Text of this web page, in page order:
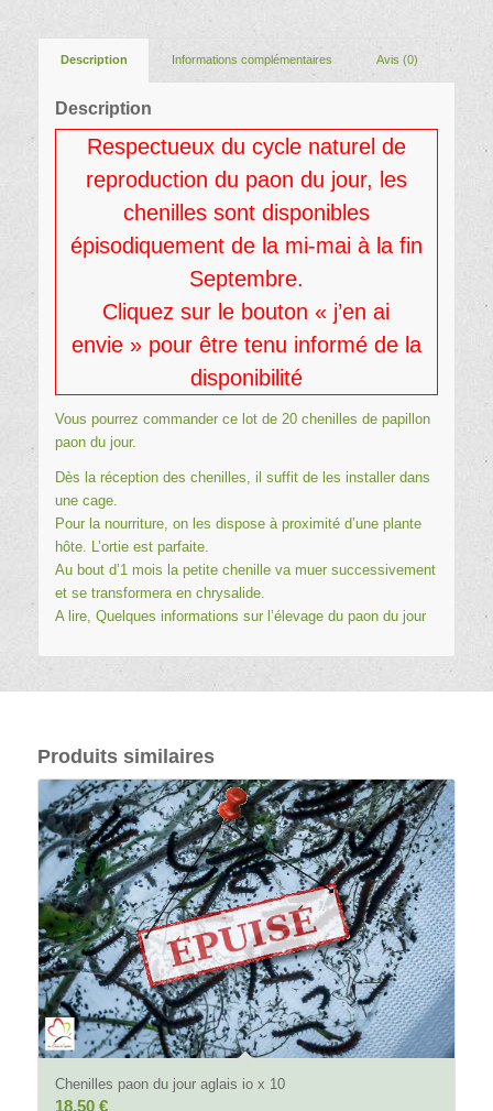
Description Informations complémentaires Avis (0)
Description
Respectueux du cycle naturel de
reproduction du paon du jour, les
chenilles sont disponibles
épisodiquement de la mi-mai à la fin
Septembre.
Cliquez sur le bouton « j’en ai
envie » pour être tenu informé de la
disponibilité
Vous pourrez commander ce lot de 20 chenilles de papillon
paon du jour.
Dès la réception des chenilles, il suffit de les installer dans
une cage.
Pour la nourriture, on les dispose à proximité d’une plante
hôte. L’ortie est parfaite.
Au bout d’1 mois la petite chenille va muer successivement
et se transformera en chrysalide.
A lire, Quelques informations sur l’élevage du paon du jour
Produits similaires
Chenilles paon du jour aglais io x 10
18,50 €